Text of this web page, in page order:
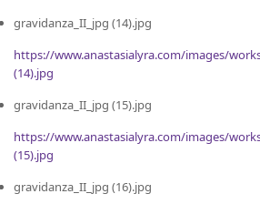
gravidanza_II_jpg (14).jpg
https://www.anastasialyra.com/images/
(14).jpg
gravidanza_II_jpg (15).jpg
https://www.anastasialyra.com/images/
(15).jpg
gravidanza_II_jpg (16).jpg